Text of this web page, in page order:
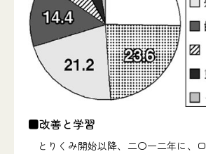
■改善と学習
とりくみ開始以降、二〇一二年に、